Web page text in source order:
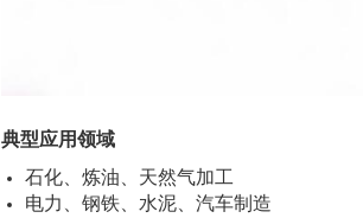
典型应用领域
石化、炼油、天然气加工
电力、钢铁、水泥、汽车制造